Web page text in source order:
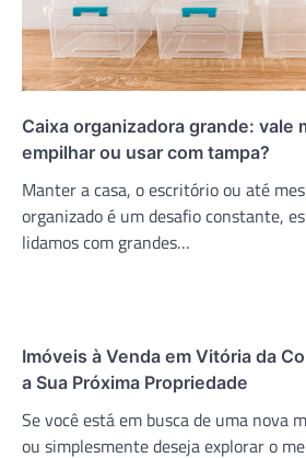
Caixa organizadora grande: vale
empilhar ou usar com tampa?
Manter a casa, o escritório ou até
organizado é um desafio constante,
lidamos com grandes…
Imóveis à Venda em Vitória da
a Sua Próxima Propriedade
Se você está em busca de uma nova
ou simplesmente deseja explorar o